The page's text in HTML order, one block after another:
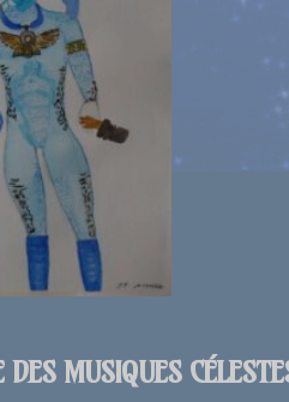
MUSIQUES